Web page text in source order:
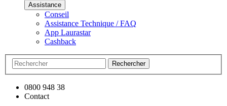
Assistance
Conseil
Assistance Technique / FAQ
App Laurastar
Cashback
Rechercher
0800 948 38
Contact